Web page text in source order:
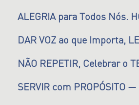
ALEGRIA para Todos Nós.
DAR VOZ ao que Importa,
NÃO REPETIR, Celebrar o
SERVIR com PROPÓSITO —